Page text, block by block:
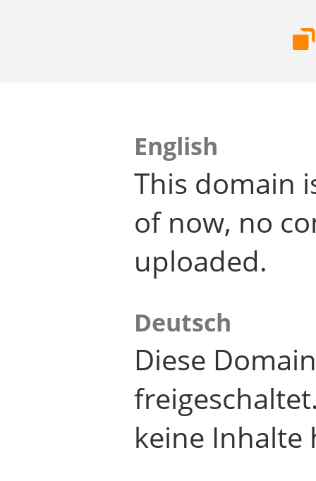
English
This domain
of now, no
uploaded.
Deutsch
Diese
keine Inhalte